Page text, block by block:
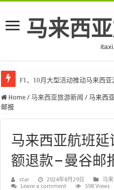
马来西
F1、10月大型活动推动马来西亚
Home / 马来西亚旅游新闻 / 马来西
邮报
马来西亚航班
额退款 – 曼谷邮
star 2024年8月29日
马
Leave a comment
598 Views